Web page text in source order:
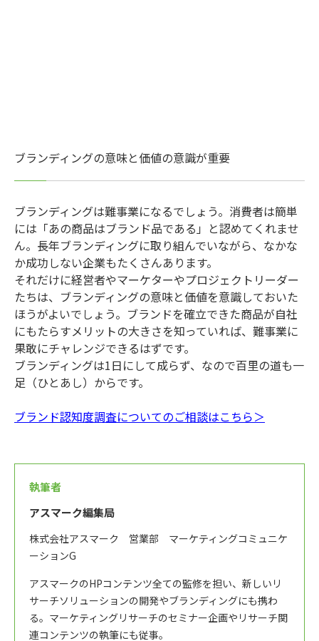
ブランディングの意味と価値の意識が重要
ブランディングは難事業になるでしょう。消費者は簡単
には「あの商品はブランド品である」と認めてくれませ
ん。長年ブランディングに取り組んでいながら、なかな
か成功しない企業もたくさんあります。
それだけに経営者やマーケターやプロジェクトリーダー
たちは、ブランディングの意味と価値を意識しておいた
ほうがよいでしょう。ブランドを確立できた商品が自社
にもたらすメリットの大きさを知っていれば、難事業に
果敢にチャレンジできるはずです。
ブランディングは1日にして成らず、なので百里の道も一
足（ひとあし）からです。
ブランド認知度調査についてのご相談はこちら＞
執筆者
アスマーク編集局
株式会社アスマーク 営業部 マーケティングコミュニケ
ーションG
アスマークのHPコンテンツ全ての監修を担い、新しいリ
サーチソリューションの開発やブランディングにも携わ
る。マーケティングリサーチのセミナー企画やリサーチ関
連コンテンツの執筆にも従事。